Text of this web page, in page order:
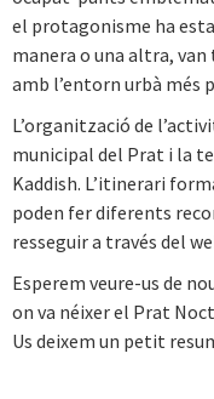
el protagonisme ha
manera o una altra,
amb l’entorn urbà més
L’organització de
municipal del Prat i la
Kaddish. L’itinerari
poden fer diferents
resseguir a través del
Esperem veure-us de
on va néixer el Prat
Us deixem un petit